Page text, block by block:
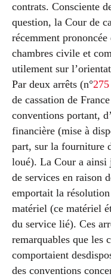
contrats. Consciente
question, la Cour de
récemment
chambres civile et
utilement sur
Par deux arrêts (n°275
de cassation de
conventions portant,
financière (mise à
part, sur la fourniture
loué). La Cour a ainsi
de services en raison
emportait la
matériel (ce matériel
du service lié). Ces
remarquables que les
comportaient
des conventions